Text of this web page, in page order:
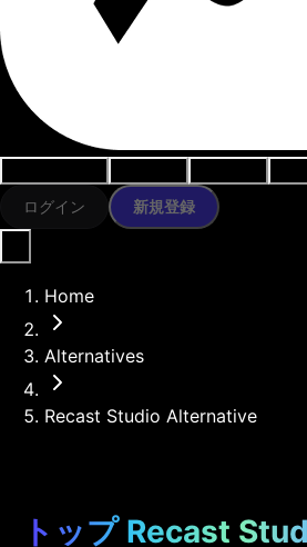
ログイン 新規登録
Home
Alternatives
Recast Studio Alternative
トップ Recast